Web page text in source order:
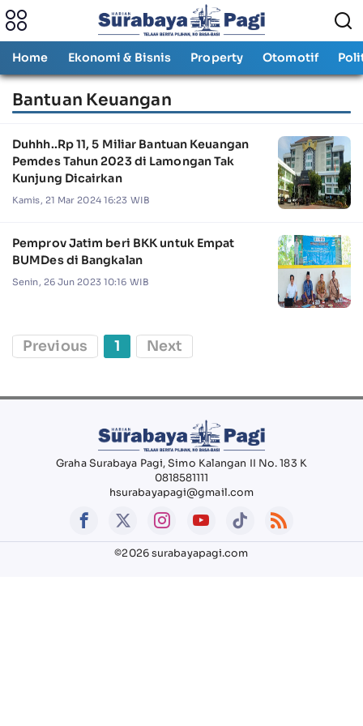
Home Ekonomi & Bisnis Property Otomotif
Bantuan Keuangan
Duhhh..Rp 11, 5 Miliar Bantuan Keuangan
Pemdes Tahun 2023 di Lamongan Tak
Kunjung Dicairkan
Kamis, 21 Mar 2024 16:23 WIB
Pemprov Jatim beri BKK untuk Empat
BUMDes di Bangkalan
Senin, 26 Jun 2023 10:16 WIB
Previous 1 Next
Graha Surabaya Pagi, Simo Kalangan II No. 183 K
0818581111
hsurabayapagi@gmail.com
©2026 surabayapagi.com